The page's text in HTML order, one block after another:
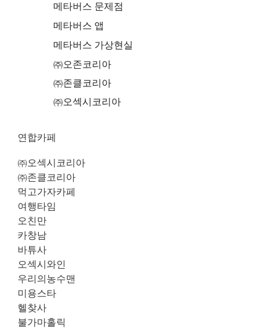
메타버스 문제점
메타버스 앱
메타버스 가상현실
㈜오존코리아
㈜존클코리아
㈜오섹시코리아
연합카페
㈜오섹시코리아
㈜존클코리아
먹고가자카페
여행타임
오친만
카창남
바튜사
오섹시와인
우리의농수맨
미용스타
헬찾사
불가마홀릭